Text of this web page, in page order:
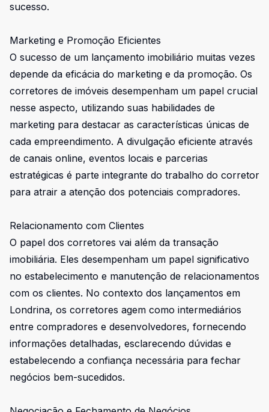
sucesso.
Marketing e Promoção Eficientes
O sucesso de um lançamento imobiliário muitas vezes
depende da eficácia do marketing e da promoção. Os
corretores de imóveis desempenham um papel crucial
nesse aspecto, utilizando suas habilidades de
marketing para destacar as características únicas de
cada empreendimento. A divulgação eficiente através
de canais online, eventos locais e parcerias
estratégicas é parte integrante do trabalho do corretor
para atrair a atenção dos potenciais compradores.
Relacionamento com Clientes
O papel dos corretores vai além da transação
imobiliária. Eles desempenham um papel significativo
no estabelecimento e manutenção de relacionamentos
com os clientes. No contexto dos lançamentos em
Londrina, os corretores agem como intermediários
entre compradores e desenvolvedores, fornecendo
informações detalhadas, esclarecendo dúvidas e
estabelecendo a confiança necessária para fechar
negócios bem-sucedidos.